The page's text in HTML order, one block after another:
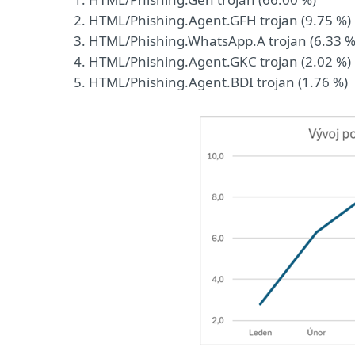
HTML/Phishing.Agent.GFH trojan (9.75 %)
HTML/Phishing.WhatsApp.A trojan (6.33
HTML/Phishing.Agent.GKC trojan (2.02 %)
HTML/Phishing.Agent.BDI trojan (1.76 %)